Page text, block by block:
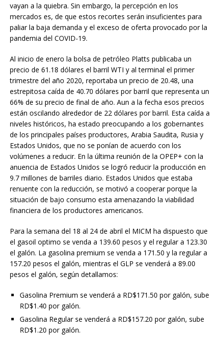
vayan a la quiebra. Sin embargo, la percepción en los
mercados es, de que estos recortes serán insuficientes para
paliar la baja demanda y el exceso de oferta provocado por la
pandemia del COVID-19.
Al inicio de enero la bolsa de petróleo Platts publicaba un
precio de 61.18 dólares el barril WTI y al terminal el primer
trimestre del año 2020, reportaba un precio de 20.48, una
estrepitosa caída de 40.70 dólares por barril que representa un
66% de su precio de final de año. Aun a la fecha esos precios
están oscilando alrededor de 22 dólares por barril. Esta caída a
niveles históricos, ha estado preocupando a los gobernantes
de los principales países productores, Arabia Saudita, Rusia y
Estados Unidos, que no se ponían de acuerdo con los
volúmenes a reducir. En la última reunión de la OPEP+ con la
anuencia de Estados Unidos se logró reducir la producción en
9.7 millones de barriles diario. Estados Unidos que estaba
renuente con la reducción, se motivó a cooperar porque la
situación de bajo consumo esta amenazando la viabilidad
financiera de los productores americanos.
Para la semana del 18 al 24 de abril el MICM ha dispuesto que
el gasoil optimo se venda a 139.60 pesos y el regular a 123.30
el galón. La gasolina premium se venda a 171.50 y la regular a
157.20 pesos el galón, mientras el GLP se venderá a 89.00
pesos el galón, según detallamos:
Gasolina Premium se venderá a RD$171.50 por galón, sube
RD$1.40 por galón.
Gasolina Regular se venderá a RD$157.20 por galón, sube
RD$1.20 por galón.